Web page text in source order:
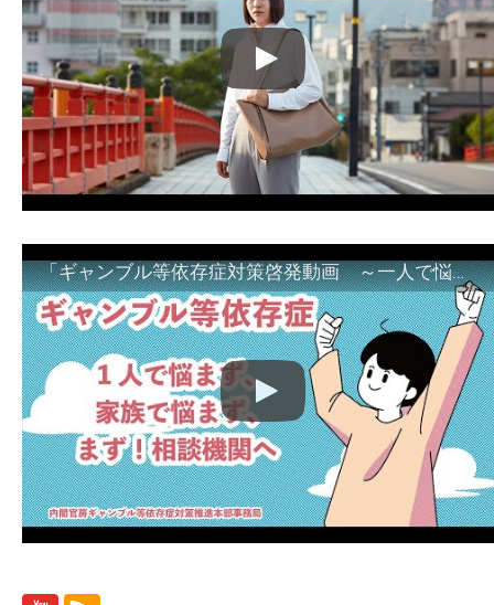
「ギャンブル等依存症対策啓発動画 ～一人で悩まず、家族で悩まず、まず！相談機関へ～」